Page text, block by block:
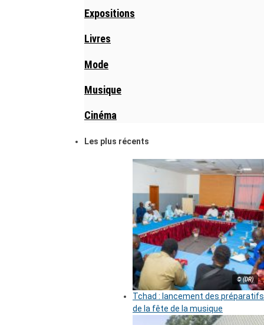
Expositions
Livres
Mode
Musique
Cinéma
Les plus récents
© (DR)
Tchad : lancement des préparatifs
de la fête de la musique